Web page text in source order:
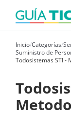
Inicio/Categorías/
Suministro de
Todosistemas STI -